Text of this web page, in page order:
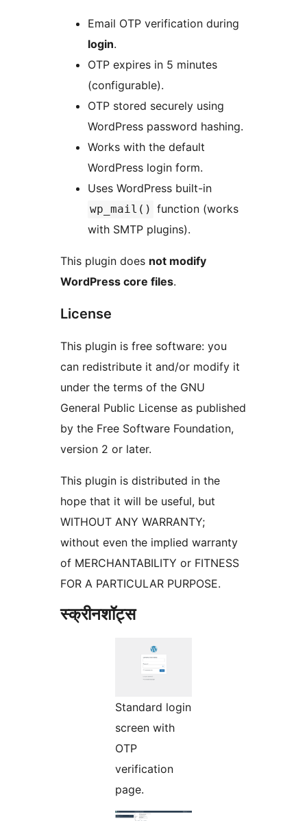
Email OTP verification during
login.
OTP expires in 5 minutes
(configurable).
OTP stored securely using
WordPress password hashing.
Works with the default
WordPress login form.
Uses WordPress built-in
wp_mail() function (works
with SMTP plugins).
This plugin does not modify
WordPress core files.
License
This plugin is free software: you
can redistribute it and/or modify it
under the terms of the GNU
General Public License as published
by the Free Software Foundation,
version 2 or later.
This plugin is distributed in the
hope that it will be useful, but
WITHOUT ANY WARRANTY;
without even the implied warranty
of MERCHANTABILITY or FITNESS
FOR A PARTICULAR PURPOSE.
स्क्रीनशॉट्स
Standard login
screen with
OTP
verification
page.